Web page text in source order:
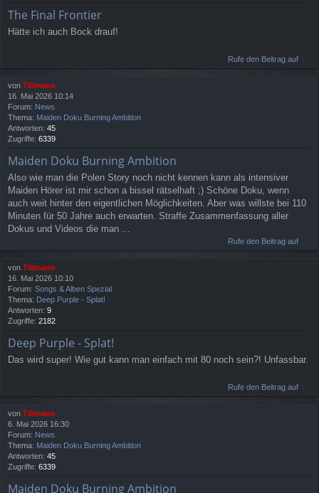
The Final Frontier
Hätte ich auch Bock drauf!
Rufe den Beitrag auf
von Tillmann
16. Mai 2026 10:14
Forum: News
Thema: Maiden Doku Burning Ambition
Antworten: 45
Zugriffe: 6339
Maiden Doku Burning Ambition
Also wie man die Polen Story noch nicht kennen kann als intensiver
Maiden Hörer ist mir schon a bissel rätselhaft ;) Schöne Doku, wenn
auch weit hinter den eigentlichen Möglichkeiten. Aber was willste bei 110
Minuten für 50 Jahre auch erwarten. Straffe Zusammenfassung aller
Dokus und Videos die man ...
Rufe den Beitrag auf
von Tillmann
16. Mai 2026 10:10
Forum: Songs & Alben Spezial
Thema: Deep Purple - Splat!
Antworten: 9
Zugriffe: 2182
Deep Purple - Splat!
Das wird super! Wie gut kann man einfach mit 80 noch sein?! Unfassbar.
Rufe den Beitrag auf
von Tillmann
6. Mai 2026 16:30
Forum: News
Thema: Maiden Doku Burning Ambition
Antworten: 45
Zugriffe: 6339
Maiden Doku Burning Ambition